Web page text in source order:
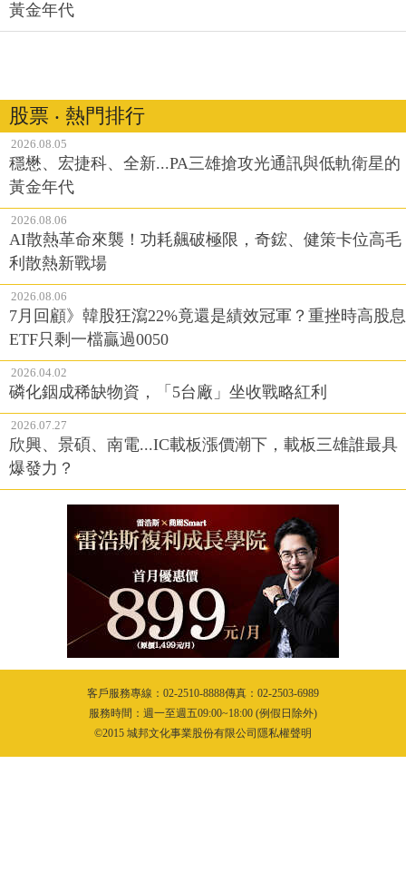
黃金年代
股票 ‧ 熱門排行
2026.08.05
穩懋、宏捷科、全新...PA三雄搶攻光通訊與低軌衛星的
黃金年代
2026.08.06
AI散熱革命來襲！功耗飆破極限，奇鋐、健策卡位高毛
利散熱新戰場
2026.08.06
7月回顧》韓股狂瀉22%竟還是績效冠軍？重挫時高股息
ETF只剩一檔贏過0050
2026.04.02
磷化銦成稀缺物資，「5台廠」坐收戰略紅利
2026.07.27
欣興、景碩、南電...IC載板漲價潮下，載板三雄誰最具
爆發力？
客戶服務專線：02-2510-8888傳真：02-2503-6989
服務時間：週一至週五09:00~18:00 (例假日除外)
©2015 城邦文化事業股份有限公司隱私權聲明